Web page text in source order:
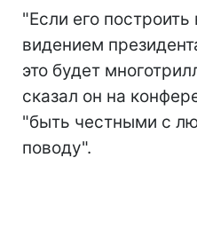
"Если его построить
видением
это будет
сказал он на
"быть честными с
поводу".